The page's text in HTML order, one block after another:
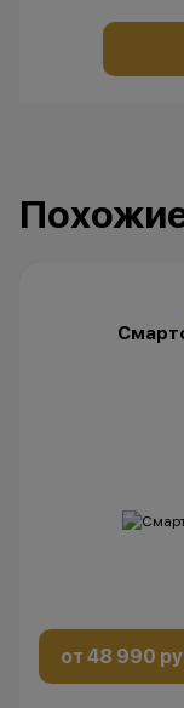
от 48 990